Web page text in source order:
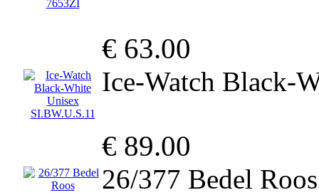
€ 63.00
Ice-Watch Black-
€ 89.00
26/377 Bedel Roos